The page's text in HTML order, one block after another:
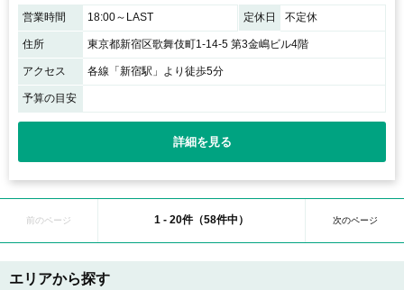
営業時間 18:00～LAST 定休日 不定休
住所 東京都新宿区歌舞伎町1-14-5 第3金嶋ビル4階
アクセス 各線「新宿駅」より徒歩5分
予算の目安
詳細を見る
前のページ 1 - 20件（58件中） 次のページ
エリアから探す